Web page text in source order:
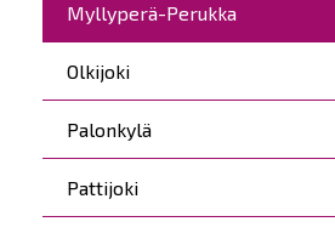
Myllyperä-Perukka
Olkijoki
Palonkylä
Pattijoki